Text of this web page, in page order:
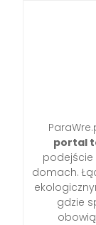
portal
podejście
domach.
gdzie